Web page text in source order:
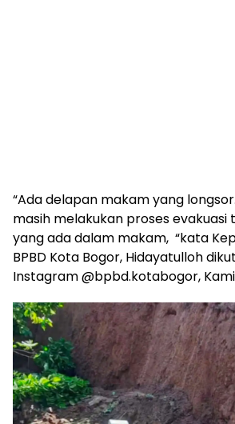
“Ada delapan makam yang
masih melakukan proses
yang ada dalam makam, “kata
BPBD Kota Bogor, Hidayatulloh
Instagram @bpbd.kotabogor,